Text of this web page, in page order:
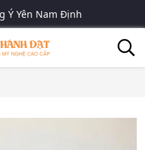
Ý Yên Nam Định